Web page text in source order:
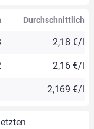
Durchschnittlich
2,18 €/l
2,16 €/l
2,169 €/l